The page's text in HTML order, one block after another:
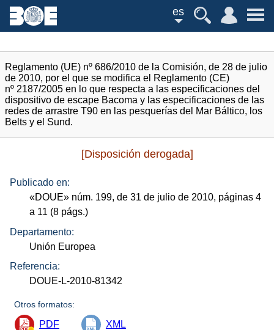
es
Reglamento (UE) nº 686/2010 de la Comisión, de 28 de julio
de 2010, por el que se modifica el Reglamento (CE)
nº 2187/2005 en lo que respecta a las especificaciones del
dispositivo de escape Bacoma y las especificaciones de las
redes de arrastre T90 en las pesquerías del Mar Báltico, los
Belts y el Sund.
[Disposición derogada]
Publicado en:
«DOUE» núm. 199, de 31 de julio de 2010, páginas 4
a 11 (8 págs.)
Departamento:
Unión Europea
Referencia:
DOUE-L-2010-81342
Otros formatos:
PDF XML